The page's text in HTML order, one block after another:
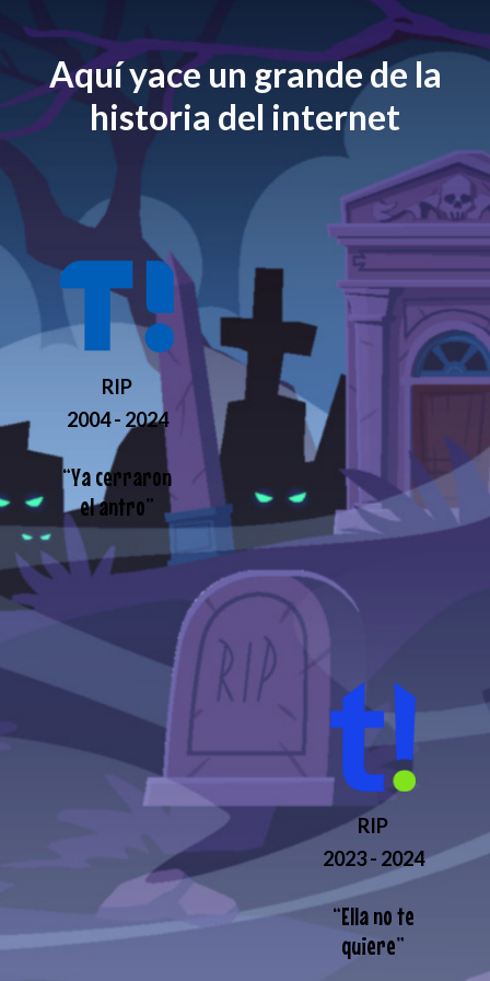
Aquí yace un grande de la
historia del internet
RIP
2004 - 2024
“Ya cerraron
el antro”
RIP
2023 - 2024
“Ella no te
quiere”